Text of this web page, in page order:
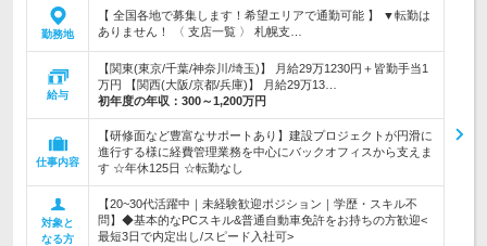
勤務地
【 全国各地で募集します！希望エリアで通勤可能 】 ▼転勤は
ありません！ 〈 支店一覧 〉 札幌支…
給与
【関東(東京/千葉/神奈川/埼玉)】 月給29万1230円＋皆勤手当1
万円 【関西(大阪/京都/兵庫)】 月給29万13…
初年度の年収： 300～1,200万円
仕事内容
【研修面など豊富なサポートあり】建設プロジェクトが円滑に
進行する様に経費管理業務を中心にバックオフィスから支えま
す ☆年休125日 ☆転勤なし
対象と
なる方
【20~30代活躍中｜未経験歓迎ポジション｜学歴・スキル不
問】◆基本的なPCスキル&普通自動車免許をお持ちの方歓迎<
最短3日で内定出し/スピード入社可>